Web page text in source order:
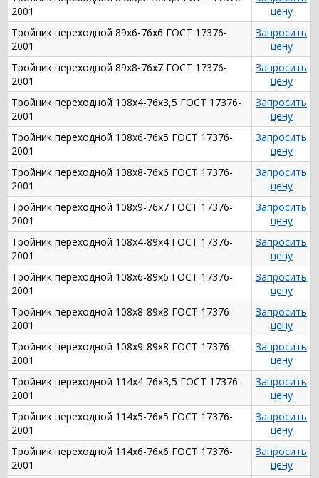
2001
цену
Тройник переходной 89х6-76х6 ГОСТ 17376-
2001
Запросить
цену
Тройник переходной 89х8-76х7 ГОСТ 17376-
2001
Запросить
цену
Тройник переходной 108х4-76х3,5 ГОСТ 17376-
2001
Запросить
цену
Тройник переходной 108х6-76х5 ГОСТ 17376-
2001
Запросить
цену
Тройник переходной 108х8-76х6 ГОСТ 17376-
2001
Запросить
цену
Тройник переходной 108х9-76х7 ГОСТ 17376-
2001
Запросить
цену
Тройник переходной 108х4-89х4 ГОСТ 17376-
2001
Запросить
цену
Тройник переходной 108х6-89х6 ГОСТ 17376-
2001
Запросить
цену
Тройник переходной 108х8-89х8 ГОСТ 17376-
2001
Запросить
цену
Тройник переходной 108х9-89х8 ГОСТ 17376-
2001
Запросить
цену
Тройник переходной 114х4-76х3,5 ГОСТ 17376-
2001
Запросить
цену
Тройник переходной 114х5-76х5 ГОСТ 17376-
2001
Запросить
цену
Тройник переходной 114х6-76х6 ГОСТ 17376-
2001
Запросить
цену